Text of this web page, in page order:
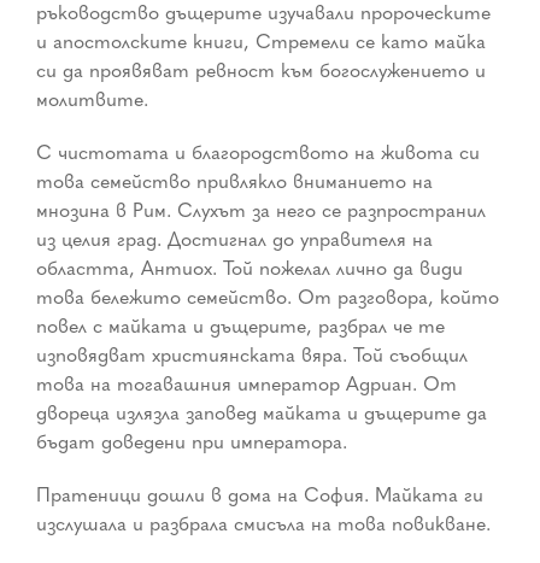
ръководство дъщерите изучавали пророческите
и апостолските книги, Стремели се като майка
си да проявяват ревност към богослужението и
молитвите.
С чистотата и благородството на живота си
това семейство привлякло вниманието на
мнозина в Рим. Слухът за него се разпространил
из целия град. Достигнал до управителя на
областта, Антиох. Той пожелал лично да види
това бележито семейство. От разговора, който
повел с майката и дъщерите, разбрал че те
изповядват християнската вяра. Той съобщил
това на тогавашния император Адриан. От
двореца излязла заповед майката и дъщерите да
бъдат доведени при императора.
Пратеници дошли в дома на София. Майката ги
изслушала и разбрала смисъла на това повикване.